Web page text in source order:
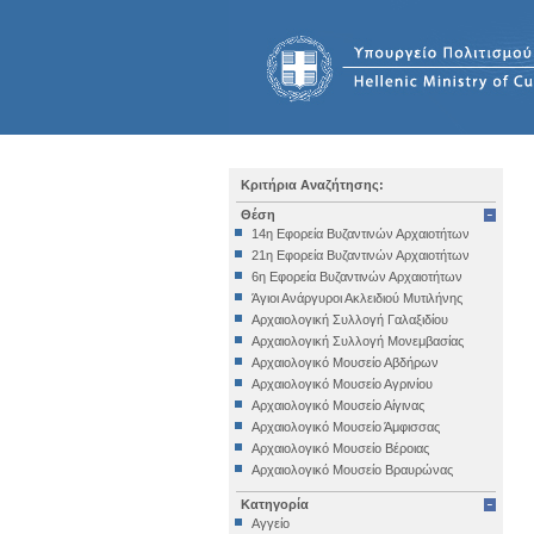
Κριτήρια Αναζήτησης:
Θέση
14η Εφορεία Βυζαντινών Αρχαιοτήτων
21η Εφορεία Βυζαντινών Αρχαιοτήτων
6η Εφορεία Βυζαντινών Αρχαιοτήτων
Άγιοι Ανάργυροι Ακλειδιού Μυτιλήνης
Αρχαιολογική Συλλογή Γαλαξιδίου
Αρχαιολογική Συλλογή Μονεμβασίας
Αρχαιολογικό Μουσείο Αβδήρων
Αρχαιολογικό Μουσείο Αγρινίου
Αρχαιολογικό Μουσείο Αίγινας
Αρχαιολογικό Μουσείο Άμφισσας
Αρχαιολογικό Μουσείο Βέροιας
Αρχαιολογικό Μουσείο Βραυρώνας
Αρχαιολογικό Μουσείο Δελφών
Αρχαιολογικό Μουσείο Ηγουμενίτσας
Κατηγορία
Αγγείο